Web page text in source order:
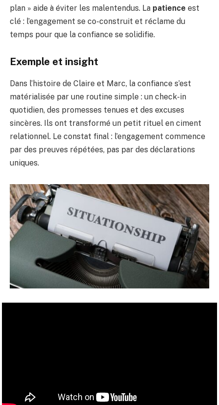
plan » aide à éviter les malentendus. La patience est
clé : l’engagement se co-construit et réclame du
temps pour que la confiance se solidifie.
Exemple et insight
Dans l’histoire de Claire et Marc, la confiance s’est
matérialisée par une routine simple : un check-in
quotidien, des promesses tenues et des excuses
sincères. Ils ont transformé un petit rituel en ciment
relationnel. Le constat final : l’engagement commence
par des preuves répétées, pas par des déclarations
uniques.